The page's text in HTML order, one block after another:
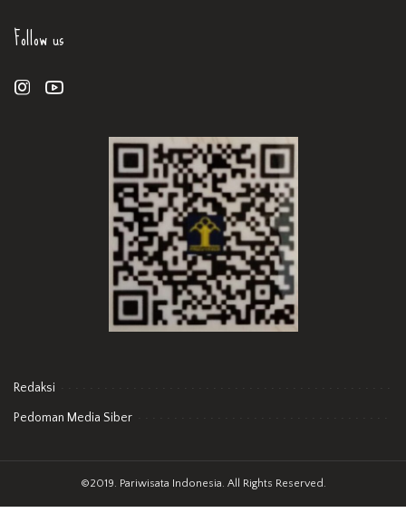
Follow us
Redaksi
Pedoman Media Siber
©2019. Pariwisata Indonesia. All Rights Reserved.